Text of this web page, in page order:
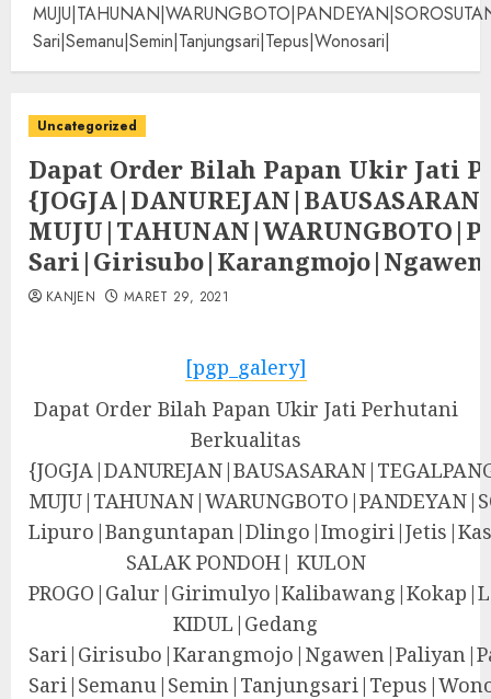
Sari|Semanu|Semin|Tanjungsari|Tepus|Wonosari|
Uncategorized
Dapat Order Bilah Papan Ukir Jati
KANJEN MARET 29, 2021
[pgp_galery]
Dapat Order Bilah Papan Ukir Jati Perhutani
Berkualitas
SALAK PONDOH| KULON
KIDUL|Gedang